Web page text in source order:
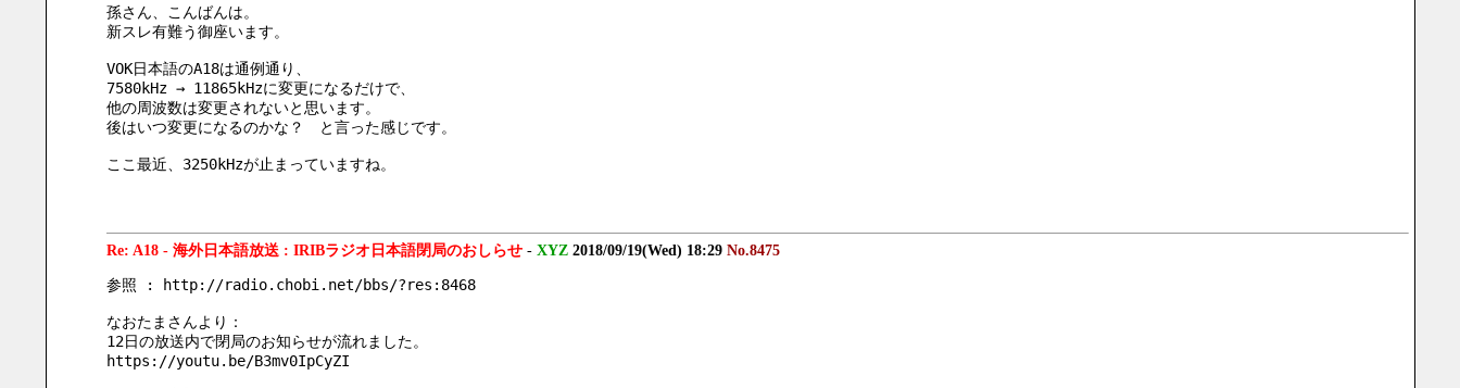
孫さん、こんばんは。
新スレ有難う御座います。
VOK日本語のA18は通例通り、
7580kHz → 11865kHzに変更になるだけで、
他の周波数は変更されないと思います。
後はいつ変更になるのかな？　と言った感じです。
ここ最近、3250kHzが止まっていますね。
Re: A18 - 海外日本語放送 : IRIBラジオ日本語閉局のおしらせ- XYZ 2018/09/19(Wed) 18:29 No.8475
参照 : http://radio.chobi.net/bbs/?res:8468
なおたまさんより：
12日の放送内で閉局のお知らせが流れました。
https://youtu.be/B3mv0IpCyZI